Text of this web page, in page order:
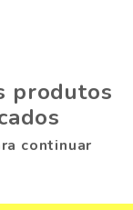
produtos
continuar